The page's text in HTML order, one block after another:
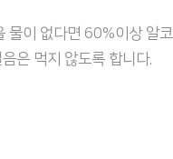
이 없다면 60%이상 알
은 먹지 않도록 합니다.